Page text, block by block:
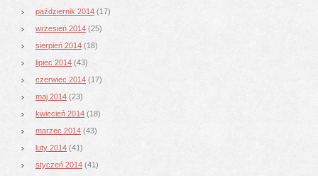
październik 2014 (17)
wrzesień 2014 (25)
sierpień 2014 (18)
lipiec 2014 (43)
czerwiec 2014 (17)
maj 2014 (23)
kwiecień 2014 (18)
marzec 2014 (43)
luty 2014 (41)
styczeń 2014 (41)